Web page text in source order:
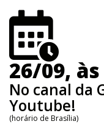
26/09,
No canal da
Youtube!
(horário de Brasília)